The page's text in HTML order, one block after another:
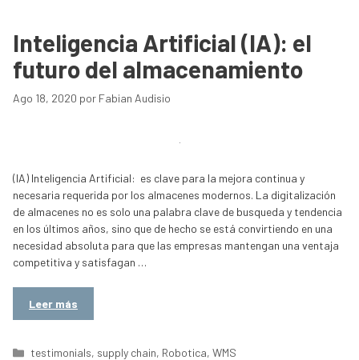
Inteligencia Artificial (IA): el
futuro del almacenamiento
Ago 18, 2020 por Fabian Audisio
(IA) Inteligencia Artificial: es clave para la mejora continua y
necesaria requerida por los almacenes modernos. La digitalización
de almacenes no es solo una palabra clave de busqueda y tendencia
en los últimos años, sino que de hecho se está convirtiendo en una
necesidad absoluta para que las empresas mantengan una ventaja
competitiva y satisfagan …
Leer más
Categorías
testimonials, supply chain, Robotica,WMS